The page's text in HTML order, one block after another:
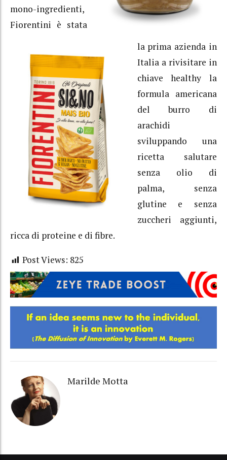
mono-ingredienti,
Fiorentini è stata
la prima azienda in
Italia a rivisitare in
chiave healthy la
formula americana
del burro di
arachidi
sviluppando una
ricetta salutare
senza olio di
palma, senza
glutine e senza
zuccheri aggiunti,
ricca di proteine e di fibre.
Post Views: 825
Marilde Motta